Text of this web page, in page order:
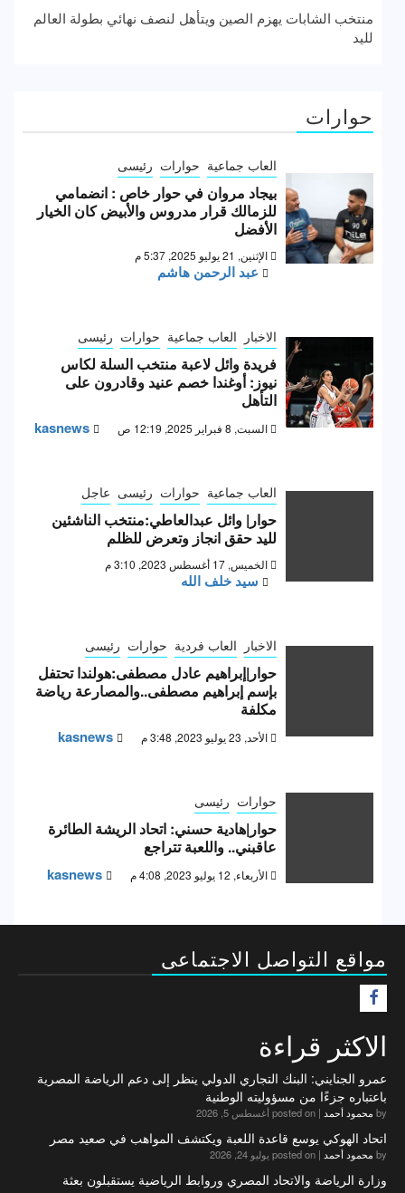
منتخب الشابات يهزم الصين ويتأهل لنصف نهائي بطولة العالم
لليد
حوارات
العاب جماعية حوارات رئيسى
بيجاد مروان في حوار خاص : انضمامي
للزمالك قرار مدروس والأبيض كان الخيار
الأفضل
الإثنين, 21 يوليو 2025, 5:37 م
عبد الرحمن هاشم
الاخبار العاب جماعية حوارات رئيسى
فريدة وائل لاعبة منتخب السلة لكاس
نيوز: أوغندا خصم عنيد وقادرون على
التأهل
السبت, 8 فبراير 2025, 12:19 ص kasnews
العاب جماعية حوارات رئيسى عاجل
حوار| وائل عبدالعاطي:منتخب الناشئين
لليد حقق انجاز وتعرض للظلم
الخميس, 17 أغسطس 2023, 3:10 م
سيد خلف الله
الاخبار العاب فردية حوارات رئيسى
حوار|إبراهيم عادل مصطفى:هولندا تحتفل
بإسم إبراهيم مصطفى..والمصارعة رياضة
مكلفة
الأحد, 23 يوليو 2023, 3:48 م kasnews
حوارات رئيسى
حوار|هادية حسني: اتحاد الريشة الطائرة
عاقبني.. واللعبة تتراجع
الأربعاء, 12 يوليو 2023, 4:08 م kasnews
مواقع التواصل الاجتماعى
الاكثر قراءة
عمرو الجنايني: البنك التجاري الدولي ينظر إلى دعم الرياضة المصرية
باعتباره جزءًا من مسؤوليته الوطنية
by محمود أحمد | posted on أغسطس 5, 2026
اتحاد الهوكي يوسع قاعدة اللعبة ويكتشف المواهب في صعيد مصر
by محمود أحمد | posted on يوليو 24, 2026
وزارة الرياضة والاتحاد المصري وروابط الرياضية يستقبلون بعثة